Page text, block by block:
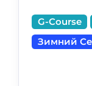
G-Course
Зимний